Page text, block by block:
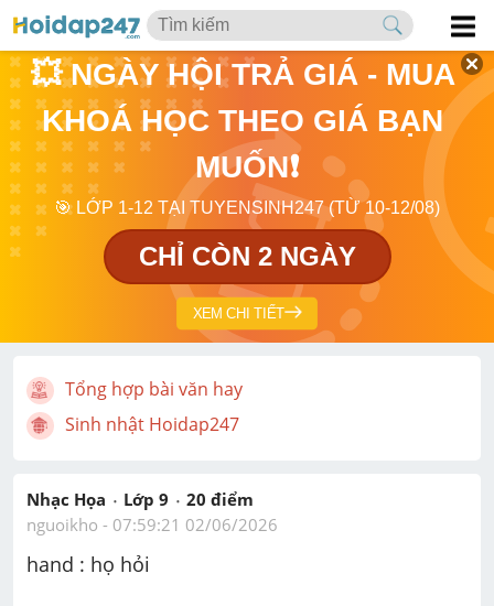
💥 NGÀY HỘI TRẢ GIÁ - MUA
KHOÁ HỌC THEO GIÁ BẠN
MUỐN❗
🎯 LỚP 1-12 TẠI TUYENSINH247 (TỪ 10-12/08)
CHỈ CÒN 2 NGÀY
XEM CHI TIẾT
Tổng hợp bài văn hay
Sinh nhật Hoidap247
Nhạc Họa Lớp 9 20 điểm
nguoikho - 07:59:21 02/06/2026
hand : họ hỏi